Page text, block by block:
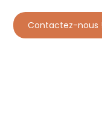
Contactez-nous !